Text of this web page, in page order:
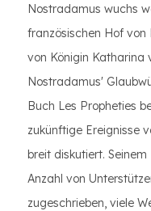
Nostradamus wuchs
französischen Hof
von Königin Katharina
Nostradamus'
Buch Les Propheties
zukünftige Ereignisse
breit diskutiert.
Anzahl von
zugeschrieben, viele